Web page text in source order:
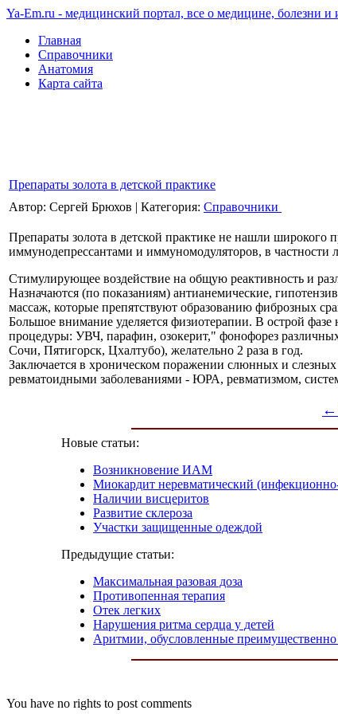
Ya-Em.ru - медицинский портал, все о медицине, болезни и
Главная
Справочники
Анатомия
Карта сайта
Препараты золота в детской практике
Автор: Сергей Брюхов | Категория: Справочники
Препараты золота в детской практике не нашли
иммунодепрессантами и иммуномодуляторов, в частности
Стимулирующее воздействие на общую реактивность и
Назначаются (по показаниям) антианемические,
массаж, которые препятствуют образованию фиброзных
Большое внимание уделяется физиотерапии. В острой
процедуры: УВЧ, парафин, озокерит," фонофорез
Сочи, Пятигорск, Цхалтубо), желательно 2 раза в год.
Заключается в хроническом поражении слюнных и
ревматоидными заболеваниями - ЮРА, ревматизмом,
←
Новые статьи:
Возникновение ИАМ
Миокардит неревматический
Наличии висцеритов
Развитие склероза
Участки защищенные одеждой
Предыдущие статьи:
Максимальная разовая доза
Противопенная терапия
Отек легких
Нарушения ритма сердца у детей
Аритмии, обусловленные
You have no rights to post comments